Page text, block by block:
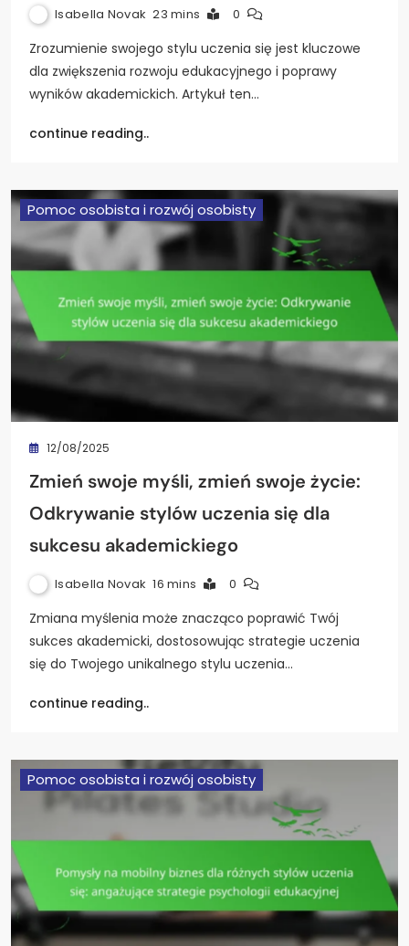
Isabella Novak 23 mins 0
Zrozumienie swojego stylu uczenia się jest kluczowe
dla zwiększenia rozwoju edukacyjnego i poprawy
wyników akademickich. Artykuł ten…
continue reading..
Pomoc osobista i rozwój osobisty
12/08/2025
Zmień swoje myśli, zmień swoje życie:
Odkrywanie stylów uczenia się dla
sukcesu akademickiego
Isabella Novak 16 mins 0
Zmiana myślenia może znacząco poprawić Twój
sukces akademicki, dostosowując strategie uczenia
się do Twojego unikalnego stylu uczenia…
continue reading..
Pomoc osobista i rozwój osobisty